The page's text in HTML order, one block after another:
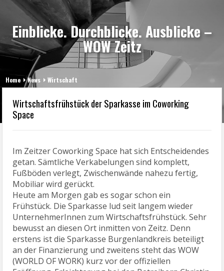
Einblicke. Durchblicke. Ausblicke –
WOW Zeitz
Home News Wirtschaft
Wirtschaftsfrühstück der Sparkasse im Coworking
Space
Im Zeitzer Coworking Space hat sich Entscheidendes
getan. Sämtliche Verkabelungen sind komplett,
Fußböden verlegt, Zwischenwände nahezu fertig,
Mobiliar wird gerückt.
Heute am Morgen gab es sogar schon ein
Frühstück. Die Sparkasse lud seit langem wieder
UnternehmerInnen zum Wirtschaftsfrühstück. Sehr
bewusst an diesen Ort inmitten von Zeitz. Denn
erstens ist die Sparkasse Burgenlandkreis beteiligt
an der Finanzierung und zweitens steht das WOW
(WORLD OF WORK) kurz vor der offiziellen